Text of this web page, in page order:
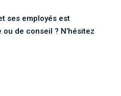
ses employés est
ou de conseil ? N’hésitez